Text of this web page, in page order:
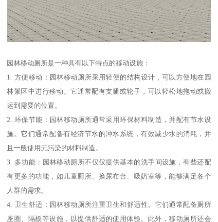
园林移动厕所是一种具有以下特点的移动设施：
1. 方便移动：园林移动厕所采用轻便的结构设计，可以方便地在园
林景区中进行移动。它通常配有支腿或轮子，可以轻松地拖动或搬
运到需要的位置。
2. 环保节能：园林移动厕所通常采用环保材料制造，并配有节水设
施。它们通常配备有经济节水的冲水系统，有效减少水的消耗，并
且一般使用无污染的材料制造。
3. 多功能：园林移动厕所不仅仅提供基本的洗手间设施，有些还配
有更多的功能，如儿童厕所、换尿布台、吸奶室等，能够满足各个
人群的需求。
4. 卫生舒适：园林移动厕所注重卫生和舒适性。它们通常配备厕所
座圈、隔板等设施，以提供舒适的使用体验。此外，移动厕所还会